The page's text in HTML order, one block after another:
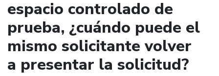
espacio controlado de
prueba, ¿cuándo puede el
mismo solicitante volver
a presentar la solicitud?